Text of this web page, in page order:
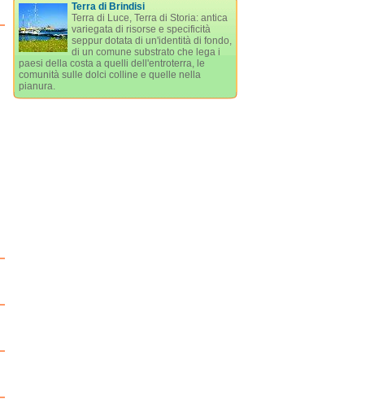
Terra di Brindisi
Terra di Luce, Terra di Storia: antica
variegata di risorse e specificità
seppur dotata di un'identità di fondo,
di un comune substrato che lega i
paesi della costa a quelli dell'entroterra, le
comunità sulle dolci colline e quelle nella
pianura.